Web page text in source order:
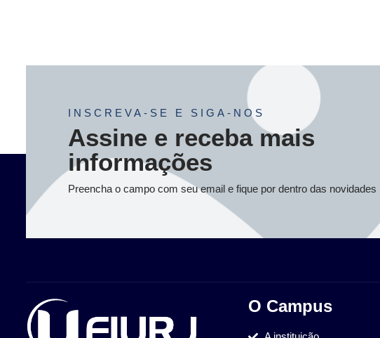
INSCREVA-SE E SIGA-NOS
Assine e receba mais
informações
Preencha o campo com seu email e fique por dentro das novidades
O Campus